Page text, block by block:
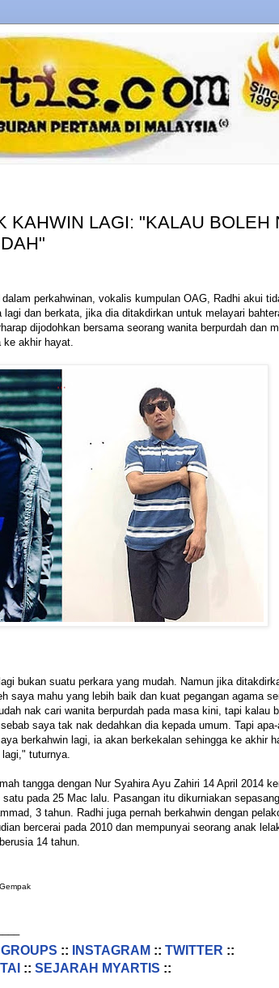
KAHWIN LAGI: "KALAU BOLEH
perkahwinan, vokalis kumpulan OAG, Radhi akui
lagi dan berkata, jika dia ditakdirkan untuk melayari
dijodohkan bersama seorang wanita berpurdah dan
akhir hayat.
bukan suatu perkara yang mudah. Namun jika
saya mahu yang lebih baik dan kuat pegangan agama
nak cari wanita berpurdah pada masa kini, tapi kalau
saya tak nak dedahkan dia kepada umum. Tapi
berkahwin lagi, ia akan berkekalan sehingga ke akhir
tuturnya.
tangga dengan Nur Syahira Ayu Zahiri 14 April 2014
pada 25 Mac lalu. Pasangan itu dikurniakan
3 tahun. Radhi juga pernah berkahwin dengan
bercerai pada 2010 dan mempunyai seorang anak
14 tahun.
:: INSTAGRAM :: TWITTER ::
:: SEJARAH MYARTIS ::